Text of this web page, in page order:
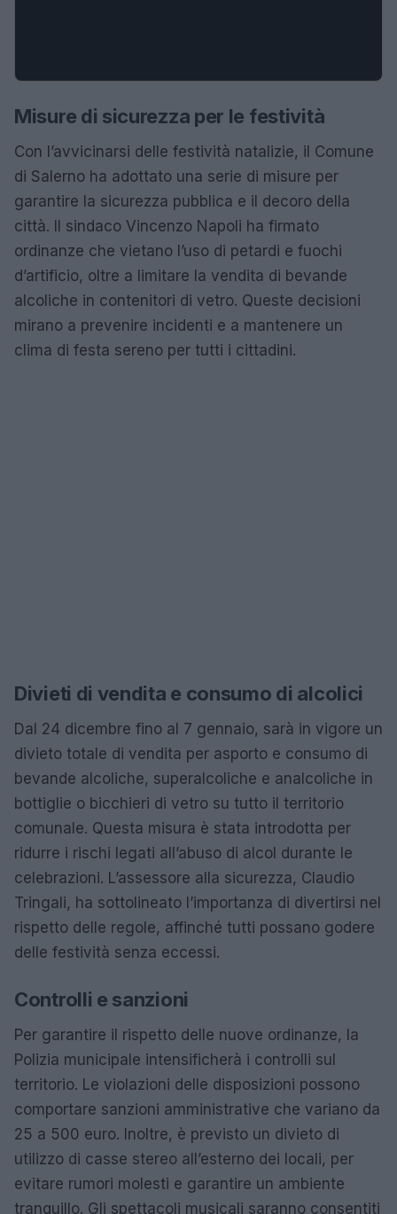
Misure di sicurezza per le festività
Con l’avvicinarsi delle festività natalizie, il Comune
di Salerno ha adottato una serie di misure per
garantire la sicurezza pubblica e il decoro della
città. Il sindaco Vincenzo Napoli ha firmato
ordinanze che vietano l’uso di petardi e fuochi
d’artificio, oltre a limitare la vendita di bevande
alcoliche in contenitori di vetro. Queste decisioni
mirano a prevenire incidenti e a mantenere un
clima di festa sereno per tutti i cittadini.
Divieti di vendita e consumo di alcolici
Dal 24 dicembre fino al 7 gennaio, sarà in vigore un
divieto totale di vendita per asporto e consumo di
bevande alcoliche, superalcoliche e analcoliche in
bottiglie o bicchieri di vetro su tutto il territorio
comunale. Questa misura è stata introdotta per
ridurre i rischi legati all’abuso di alcol durante le
celebrazioni. L’assessore alla sicurezza, Claudio
Tringali, ha sottolineato l’importanza di divertirsi nel
rispetto delle regole, affinché tutti possano godere
delle festività senza eccessi.
Controlli e sanzioni
Per garantire il rispetto delle nuove ordinanze, la
Polizia municipale intensificherà i controlli sul
territorio. Le violazioni delle disposizioni possono
comportare sanzioni amministrative che variano da
25 a 500 euro. Inoltre, è previsto un divieto di
utilizzo di casse stereo all’esterno dei locali, per
evitare rumori molesti e garantire un ambiente
tranquillo. Gli spettacoli musicali saranno consentiti